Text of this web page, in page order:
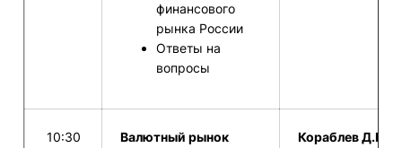
финансового
рынка России
Ответы на
вопросы
10:30
Валютный рынок
Кораблев Д.В. –